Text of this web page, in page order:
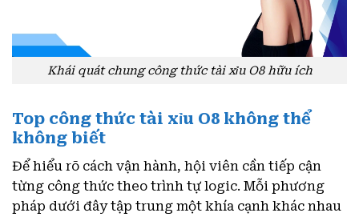
Khái quát chung công thức tài xỉu O8 hữu ích
Top công thức tài xỉu O8 không thể
không biết
Để hiểu rõ cách vận hành, hội viên cần tiếp cận
từng công thức theo trình tự logic. Mỗi phương
pháp dưới đây tập trung một khía cạnh khác nhau